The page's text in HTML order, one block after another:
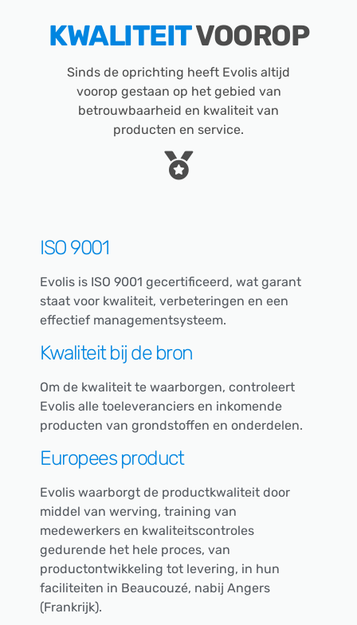
ISO 9001
Evolis is ISO 9001 gecertificeerd, wat garant
staat voor kwaliteit, verbeteringen en een
effectief managementsysteem.
Kwaliteit bij de bron
Om de kwaliteit te waarborgen, controleert
Evolis alle toeleveranciers en inkomende
producten van grondstoffen en onderdelen.
Europees product
Evolis waarborgt de productkwaliteit door
middel van werving, training van
medewerkers en kwaliteitscontroles
gedurende het hele proces, van
productontwikkeling tot levering, in hun
faciliteiten in Beaucouzé, nabij Angers
(Frankrijk).
KWALITEITVOOROP
Sinds de oprichting heeft Evolis altijd
voorop gestaan op het gebied van
betrouwbaarheid en kwaliteit van
producten en service.